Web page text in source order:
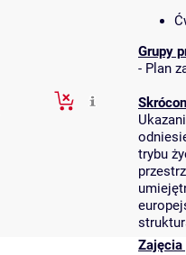
Grupy
- Plan
trybu
Zajęcia